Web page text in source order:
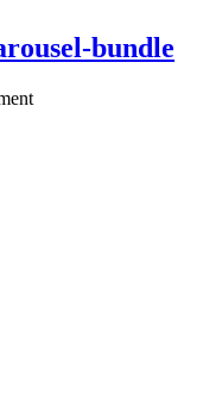
bundle